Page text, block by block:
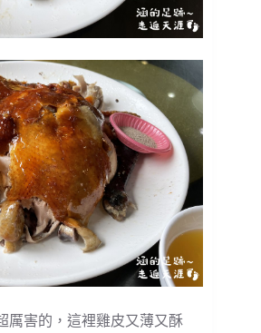
厲害的，這裡雞皮又薄又酥